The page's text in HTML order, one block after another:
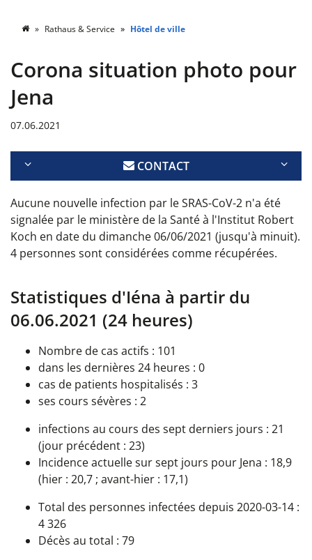
Rathaus & Service Hôtel de ville
Corona situation photo pour
Jena
07.06.2021
CONTACT
Aucune nouvelle infection par le SRAS-CoV-2 n'a été
signalée par le ministère de la Santé à l'Institut Robert
Koch en date du dimanche 06/06/2021 (jusqu'à minuit).
4 personnes sont considérées comme récupérées.
Statistiques d'Iéna à partir du
06.06.2021 (24 heures)
Nombre de cas actifs : 101
dans les dernières 24 heures : 0
cas de patients hospitalisés : 3
ses cours sévères : 2
infections au cours des sept derniers jours : 21
(jour précédent : 23)
Incidence actuelle sur sept jours pour Jena : 18,9
(hier : 20,7 ; avant-hier : 17,1)
Total des personnes infectées depuis 2020-03-14 :
4 326
Décès au total : 79